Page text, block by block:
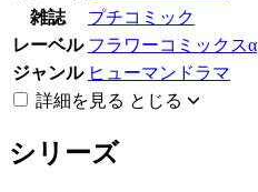
雑誌
プチコミック
レーベル フラワーコミックスα
ジャンル ヒューマンドラマ
詳細を見る とじる
シリーズ